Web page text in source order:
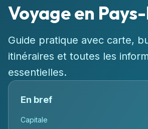
Voyage en Pays-
Guide pratique avec carte,
itinéraires et toutes les
essentielles.
En bref
Capitale